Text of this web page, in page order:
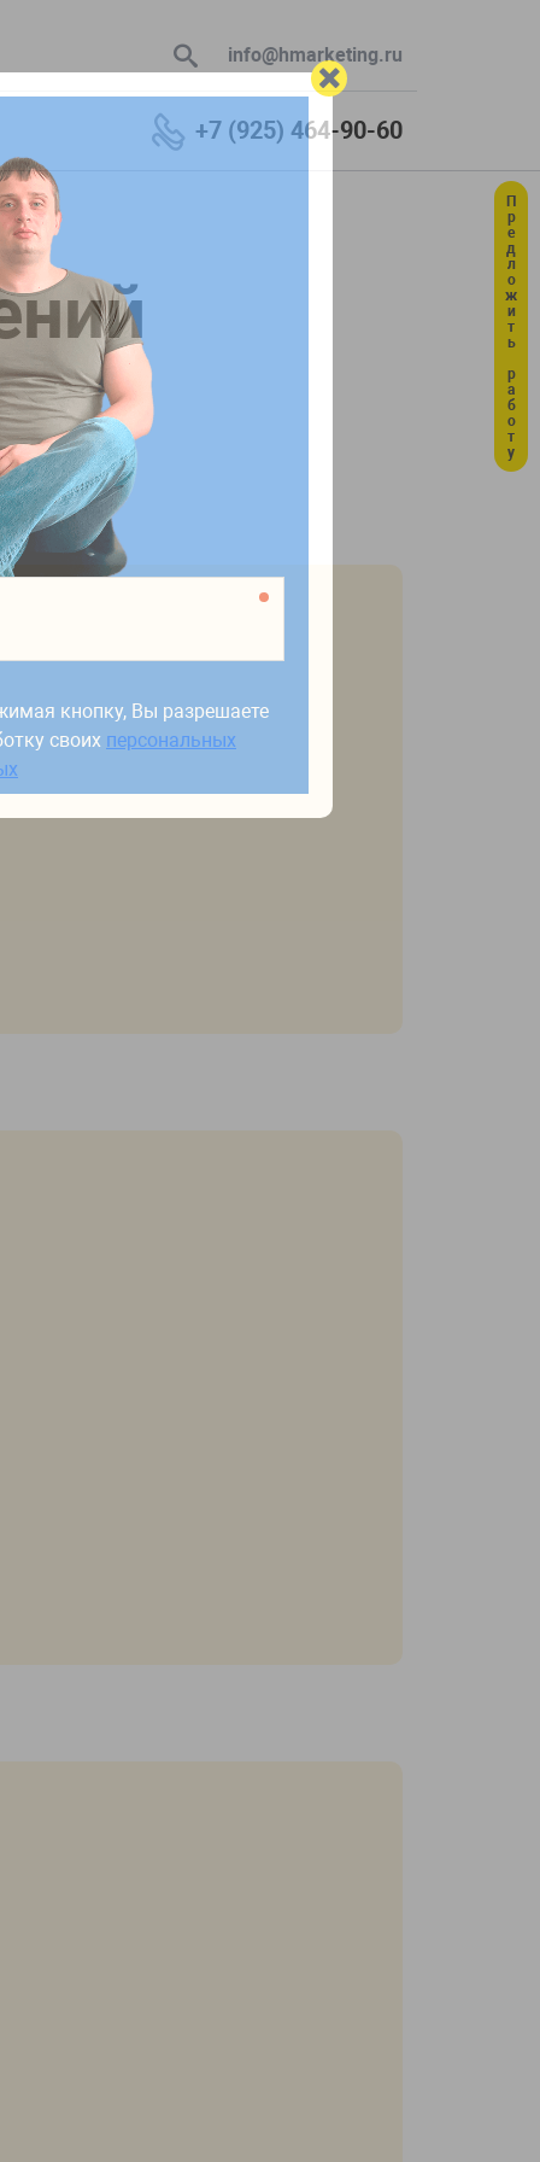
info@hmarketing.ru
+7 (925) 464-90-60
ответ
с учетом
кнопку, Вы разрешаете
Предложить работу
кнопку, Вы разрешаете
своих персональных